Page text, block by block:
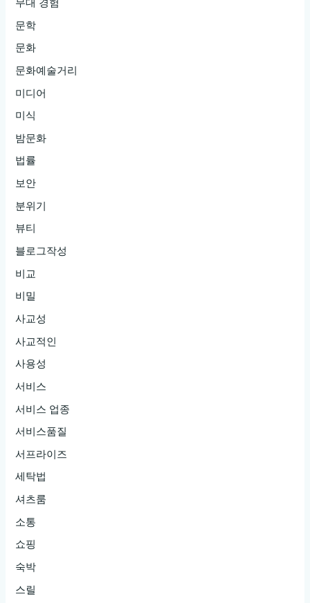
무대 경험
문학
문화
문화예술거리
미디어
미식
밤문화
법률
보안
분위기
뷰티
블로그작성
비교
비밀
사교성
사교적인
사용성
서비스
서비스 업종
서비스품질
서프라이즈
세탁법
셔츠룸
소통
쇼핑
숙박
스릴